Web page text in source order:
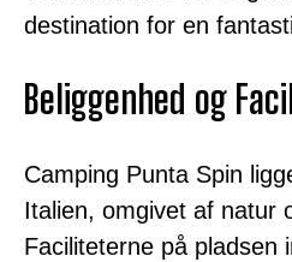
destination for en
Beliggenhed og
Camping Punta Spin
Italien, omgivet af natur
Faciliteterne på pladsen